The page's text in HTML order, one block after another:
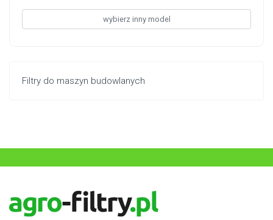
wybierz inny model
Filtry do maszyn budowlanych